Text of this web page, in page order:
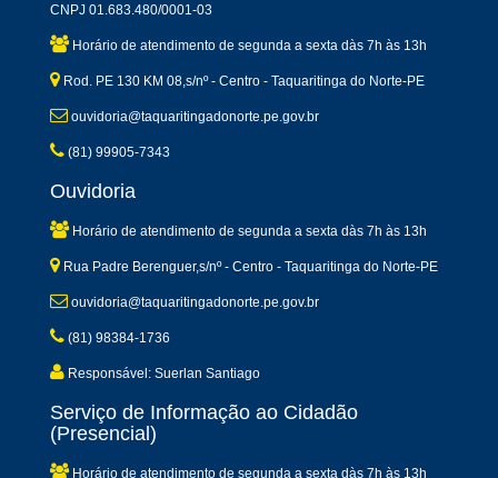
CNPJ 01.683.480/0001-03
Horário de atendimento de segunda a sexta dàs 7h às 13h
Rod. PE 130 KM 08,s/nº - Centro - Taquaritinga do Norte-PE
ouvidoria@taquaritingadonorte.pe.gov.br
(81) 99905-7343
Ouvidoria
Horário de atendimento de segunda a sexta dàs 7h às 13h
Rua Padre Berenguer,s/nº - Centro - Taquaritinga do Norte-PE
ouvidoria@taquaritingadonorte.pe.gov.br
(81) 98384-1736
Responsável: Suerlan Santiago
Serviço de Informação ao Cidadão
(Presencial)
Horário de atendimento de segunda a sexta dàs 7h às 13h